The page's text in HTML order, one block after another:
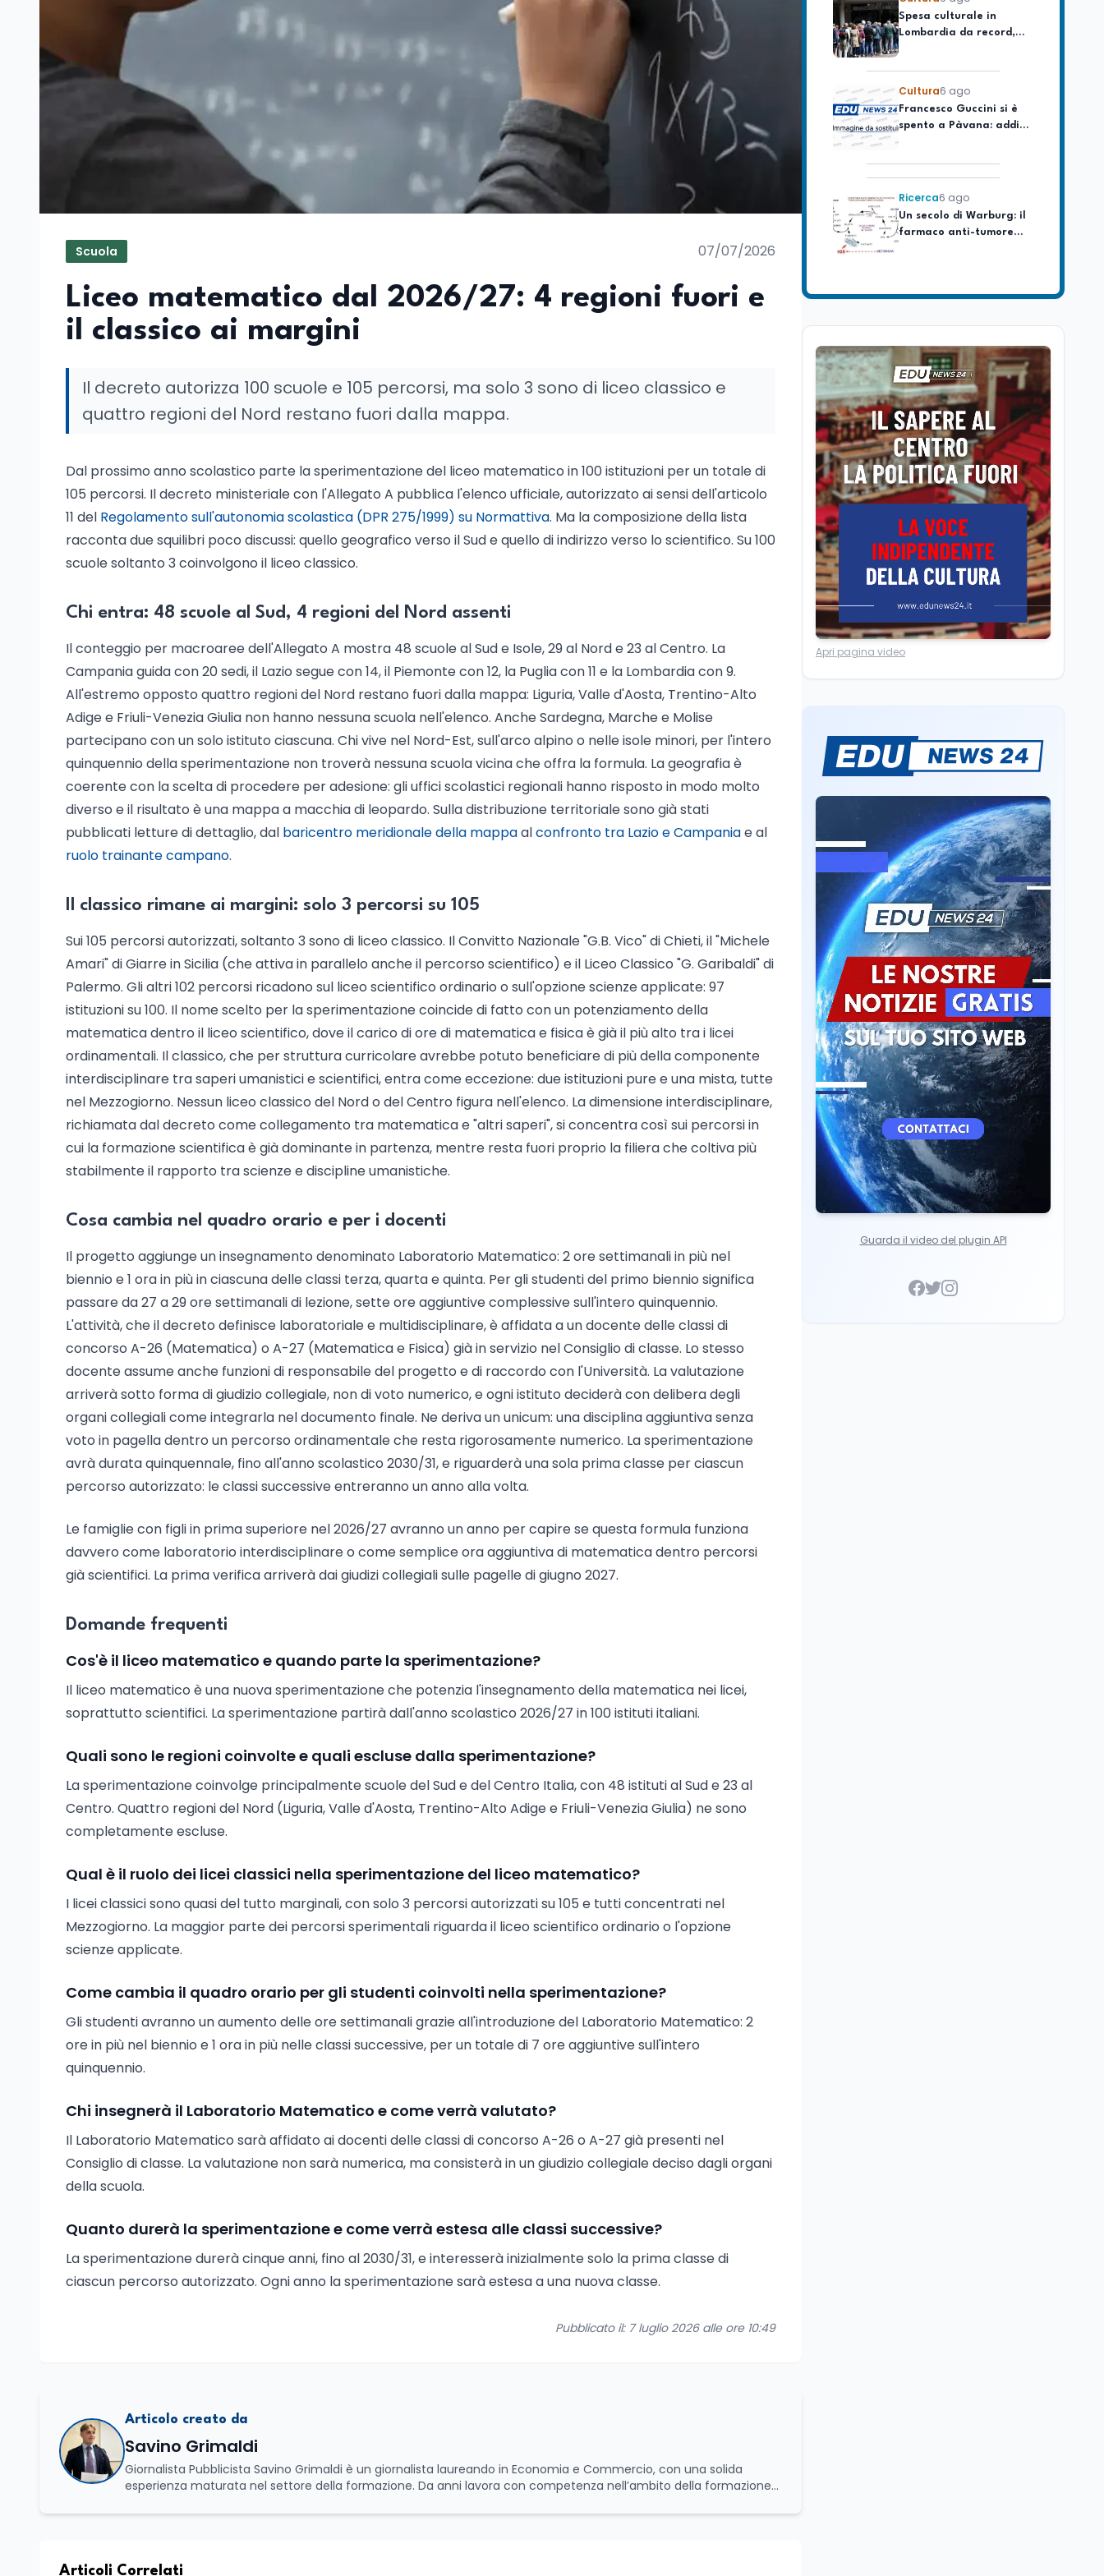
Scuola 07/07/2026
Liceo matematico dal 2026/27: 4 regioni fuori e
il classico ai margini
Il decreto autorizza 100 scuole e 105 percorsi, ma solo 3 sono di liceo classico e
quattro regioni del Nord restano fuori dalla mappa.
Dal prossimo anno scolastico parte la sperimentazione del liceo matematico in 100 istituzioni per un totale di
105 percorsi. Il decreto ministeriale con l'Allegato A pubblica l'elenco ufficiale, autorizzato ai sensi dell'articolo
11 del Regolamento sull'autonomia scolastica (DPR 275/1999) su Normattiva. Ma la composizione della lista
racconta due squilibri poco discussi: quello geografico verso il Sud e quello di indirizzo verso lo scientifico. Su 100
scuole soltanto 3 coinvolgono il liceo classico.
Chi entra: 48 scuole al Sud, 4 regioni del Nord assenti
Il conteggio per macroaree dell'Allegato A mostra 48 scuole al Sud e Isole, 29 al Nord e 23 al Centro. La
Campania guida con 20 sedi, il Lazio segue con 14, il Piemonte con 12, la Puglia con 11 e la Lombardia con 9.
All'estremo opposto quattro regioni del Nord restano fuori dalla mappa: Liguria, Valle d'Aosta, Trentino-Alto
Adige e Friuli-Venezia Giulia non hanno nessuna scuola nell'elenco. Anche Sardegna, Marche e Molise
partecipano con un solo istituto ciascuna. Chi vive nel Nord-Est, sull'arco alpino o nelle isole minori, per l'intero
quinquennio della sperimentazione non troverà nessuna scuola vicina che offra la formula. La geografia è
coerente con la scelta di procedere per adesione: gli uffici scolastici regionali hanno risposto in modo molto
diverso e il risultato è una mappa a macchia di leopardo. Sulla distribuzione territoriale sono già stati
pubblicati letture di dettaglio, dal baricentro meridionale della mappaalconfronto tra Lazio e Campaniae al
ruolo trainante campano.
Il classico rimane ai margini: solo 3 percorsi su 105
Sui 105 percorsi autorizzati, soltanto 3 sono di liceo classico. Il Convitto Nazionale "G.B. Vico" di Chieti, il "Michele
Amari" di Giarre in Sicilia (che attiva in parallelo anche il percorso scientifico) e il Liceo Classico "G. Garibaldi" di
Palermo. Gli altri 102 percorsi ricadono sul liceo scientifico ordinario o sull'opzione scienze applicate: 97
istituzioni su 100. Il nome scelto per la sperimentazione coincide di fatto con un potenziamento della
matematica dentro il liceo scientifico, dove il carico di ore di matematica e fisica è già il più alto tra i licei
ordinamentali. Il classico, che per struttura curricolare avrebbe potuto beneficiare di più della componente
interdisciplinare tra saperi umanistici e scientifici, entra come eccezione: due istituzioni pure e una mista, tutte
nel Mezzogiorno. Nessun liceo classico del Nord o del Centro figura nell'elenco. La dimensione interdisciplinare,
richiamata dal decreto come collegamento tra matematica e "altri saperi", si concentra così sui percorsi in
cui la formazione scientifica è già dominante in partenza, mentre resta fuori proprio la filiera che coltiva più
stabilmente il rapporto tra scienze e discipline umanistiche.
Cosa cambia nel quadro orario e per i docenti
Il progetto aggiunge un insegnamento denominato Laboratorio Matematico: 2 ore settimanali in più nel
biennio e 1 ora in più in ciascuna delle classi terza, quarta e quinta. Per gli studenti del primo biennio significa
passare da 27 a 29 ore settimanali di lezione, sette ore aggiuntive complessive sull'intero quinquennio.
L'attività, che il decreto definisce laboratoriale e multidisciplinare, è affidata a un docente delle classi di
concorso A-26 (Matematica) o A-27 (Matematica e Fisica) già in servizio nel Consiglio di classe. Lo stesso
docente assume anche funzioni di responsabile del progetto e di raccordo con l'Università. La valutazione
arriverà sotto forma di giudizio collegiale, non di voto numerico, e ogni istituto deciderà con delibera degli
organi collegiali come integrarla nel documento finale. Ne deriva un unicum: una disciplina aggiuntiva senza
voto in pagella dentro un percorso ordinamentale che resta rigorosamente numerico. La sperimentazione
avrà durata quinquennale, fino all'anno scolastico 2030/31, e riguarderà una sola prima classe per ciascun
percorso autorizzato: le classi successive entreranno un anno alla volta.
Le famiglie con figli in prima superiore nel 2026/27 avranno un anno per capire se questa formula funziona
davvero come laboratorio interdisciplinare o come semplice ora aggiuntiva di matematica dentro percorsi
già scientifici. La prima verifica arriverà dai giudizi collegiali sulle pagelle di giugno 2027.
Domande frequenti
Cos'è il liceo matematico e quando parte la sperimentazione?
Il liceo matematico è una nuova sperimentazione che potenzia l'insegnamento della matematica nei licei,
soprattutto scientifici. La sperimentazione partirà dall'anno scolastico 2026/27 in 100 istituti italiani.
Quali sono le regioni coinvolte e quali escluse dalla sperimentazione?
La sperimentazione coinvolge principalmente scuole del Sud e del Centro Italia, con 48 istituti al Sud e 23 al
Centro. Quattro regioni del Nord (Liguria, Valle d'Aosta, Trentino-Alto Adige e Friuli-Venezia Giulia) ne sono
completamente escluse.
Qual è il ruolo dei licei classici nella sperimentazione del liceo matematico?
I licei classici sono quasi del tutto marginali, con solo 3 percorsi autorizzati su 105 e tutti concentrati nel
Mezzogiorno. La maggior parte dei percorsi sperimentali riguarda il liceo scientifico ordinario o l'opzione
scienze applicate.
Come cambia il quadro orario per gli studenti coinvolti nella sperimentazione?
Gli studenti avranno un aumento delle ore settimanali grazie all'introduzione del Laboratorio Matematico: 2
ore in più nel biennio e 1 ora in più nelle classi successive, per un totale di 7 ore aggiuntive sull'intero
quinquennio.
Chi insegnerà il Laboratorio Matematico e come verrà valutato?
Il Laboratorio Matematico sarà affidato ai docenti delle classi di concorso A-26 o A-27 già presenti nel
Consiglio di classe. La valutazione non sarà numerica, ma consisterà in un giudizio collegiale deciso dagli organi
della scuola.
Quanto durerà la sperimentazione e come verrà estesa alle classi successive?
La sperimentazione durerà cinque anni, fino al 2030/31, e interesserà inizialmente solo la prima classe di
ciascun percorso autorizzato. Ogni anno la sperimentazione sarà estesa a una nuova classe.
Pubblicato il: 7 luglio 2026 alle ore 10:49
Articolo creato da
Savino Grimaldi
Giornalista Pubblicista Savino Grimaldi è un giornalista laureando in Economia e Commercio, con una solida
esperienza maturata nel settore della formazione. Da anni lavora con competenza nell’ambito della formazione
che legano istruzione, occupazione e sviluppo delle competenze. Alla preparazione economica e professionale
spirito critico.
Articoli Correlati
Lombardia da record,
ma la voragine Nord-
Cultura6 ago
Francesco Guccini si è
spento a Pàvana: addio
al Maestrone
Ricerca6 ago
Un secolo di Warburg: il
farmaco anti-tumore
che accende la glicolisi
Scuola6 ago
Posizioni economiche
ATA: la matematica
degli arretrati fino a
4.150 euro
Cultura6 ago
Spesa culturale in
Lombardia da record,
ma la voragine Nord-
Sud triplica
Cultura6 ago
Francesco Guccini si è
spento a Pàvana: addio
Ricerca6 ago
Un secolo di Warburg: il
Ricerca
Il rivelatore che 'vede' i
reattori spenti
Scuola6 ago
Posizioni economiche
ATA: la matematica
degli arretrati fino a
4.150 euro
Cultura6 ago
Spesa culturale in
Lombardia da record,
ma la voragine Nord-
Sud triplica
Cultura 6 ago
Francesco Guccini si è
spento a Pàvana: addio
al Maestrone
Apri pagina video
Guarda il video del plugin API